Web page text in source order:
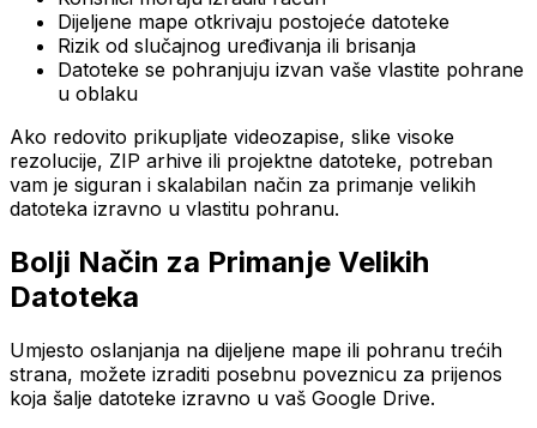
Dijeljene mape otkrivaju postojeće datoteke
Rizik od slučajnog uređivanja ili brisanja
Datoteke se pohranjuju izvan vaše vlastite pohrane
u oblaku
Ako redovito prikupljate videozapise, slike visoke
rezolucije, ZIP arhive ili projektne datoteke, potreban
vam je siguran i skalabilan način za primanje velikih
datoteka izravno u vlastitu pohranu.
Bolji Način za Primanje Velikih
Datoteka
Umjesto oslanjanja na dijeljene mape ili pohranu trećih
strana, možete izraditi posebnu poveznicu za prijenos
koja šalje datoteke izravno u vaš Google Drive.